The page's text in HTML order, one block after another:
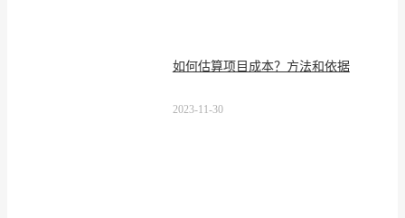
如何估算项目成本？方法和依据
2023-11-30